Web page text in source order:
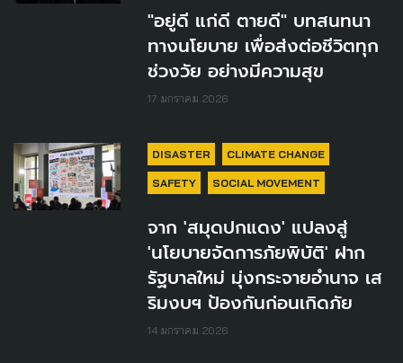
"อยู่ดี แก่ดี ตายดี" บทสนทนา
ทางนโยบาย เพื่อส่งต่อชีวิตทุก
ช่วงวัย อย่างมีความสุข
17 มกราคม 2026
DISASTER CLIMATE CHANGE
SAFETY SOCIAL MOVEMENT
จาก 'สมุดปกแดง' แปลงสู่
'นโยบายจัดการภัยพิบัติ' ฝาก
รัฐบาลใหม่ มุ่งกระจายอำนาจ เส
ริมงบฯ ป้องกันก่อนเกิดภัย
14 มกราคม 2026